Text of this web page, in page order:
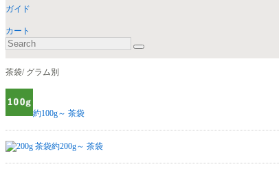
ガイド
カート
茶袋/ グラム別
約100g～ 茶袋
約200g～ 茶袋